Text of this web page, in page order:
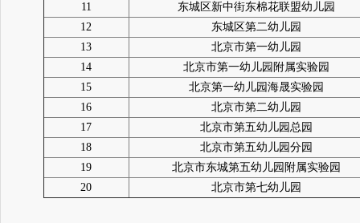
11
东城区新中街东棉花联盟幼儿园
12
东城区第二幼儿园
13
北京市第一幼儿园
14
北京市第一幼儿园附属实验园
15
北京第一幼儿园海晟实验园
16
北京市第二幼儿园
17
北京市第五幼儿园总园
18
北京市第五幼儿园分园
19
北京市东城第五幼儿园附属实验园
20
北京市第七幼儿园